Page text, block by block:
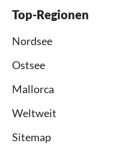
Top-Regionen
Nordsee
Ostsee
Mallorca
Weltweit
Sitemap